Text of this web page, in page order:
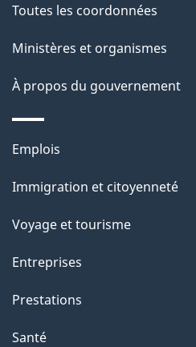
p
a
g
e
Toutes les coordonnées
Ministères et organismes
À propos du gouvernement
Thèmes
sujets
Emplois
Immigration et citoyenneté
Voyage et tourisme
Entreprises
Prestations
Santé